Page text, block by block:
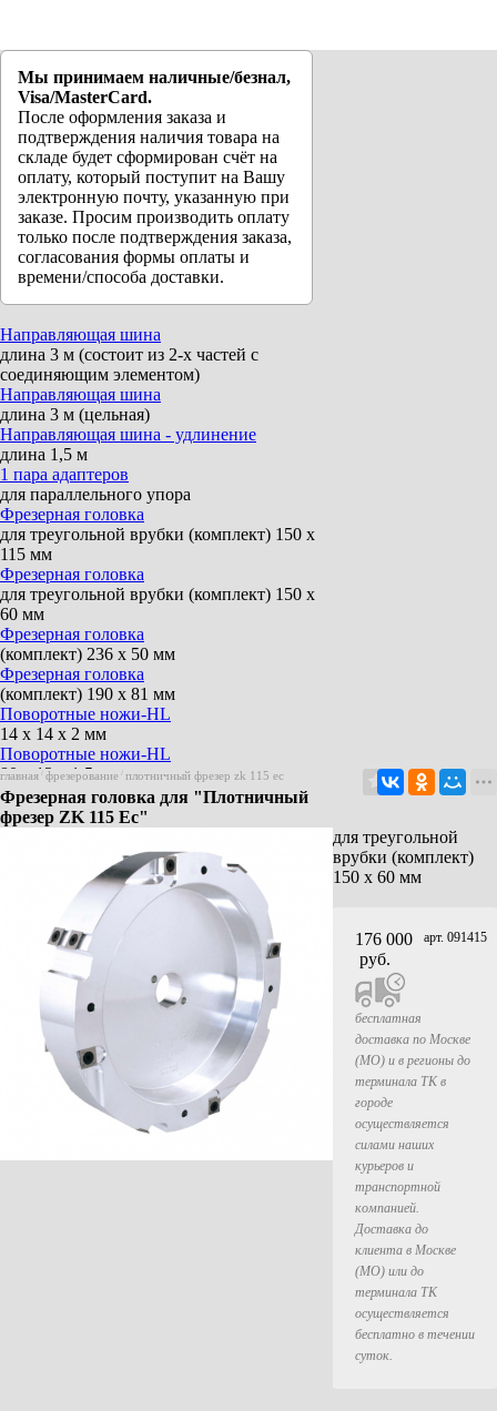
Мы принимаем наличные/безнал,
Visa/MasterCard.
После оформления заказа и
подтверждения наличия товара на
складе будет сформирован счёт на
оплату, который поступит на Вашу
электронную почту, указанную при
заказе. Просим производить оплату
только после подтверждения заказа,
согласования формы оплаты и
времени/способа доставки.
Направляющая шина
длина 3 м (состоит из 2-х частей с
соединяющим элементом)
Направляющая шина
длина 3 м (цельная)
Направляющая шина - удлинение
длина 1,5 м
1 пара адаптеров
для параллельного упора
Фрезерная головка
для треугольной врубки (комплект) 150 х
115 мм
Фрезерная головка
для треугольной врубки (комплект) 150 х
60 мм
Фрезерная головка
(комплект) 236 х 50 мм
Фрезерная головка
(комплект) 190 х 81 мм
Поворотные ножи-HL
14 x 14 x 2 мм
Поворотные ножи-HL
80 х 12 х 1,5 мм
Держатель ножей
1 пара для поворотных ножей 035090
главная / фрезерование / плотничный фрезер zk 115 ec
Фрезерная головка для "Плотничный
фрезер ZK 115 Ec"
для треугольной
врубки (комплект)
150 х 60 мм
176 000
руб.
арт. 091415
бесплатная
доставка по Москве
(МО) и в регионы до
терминала ТК в
городе
осуществляется
силами наших
курьеров и
транспортной
компанией.
Доставка до
клиента в Москве
(МО) или до
терминала ТК
осуществляется
бесплатно в течении
суток.